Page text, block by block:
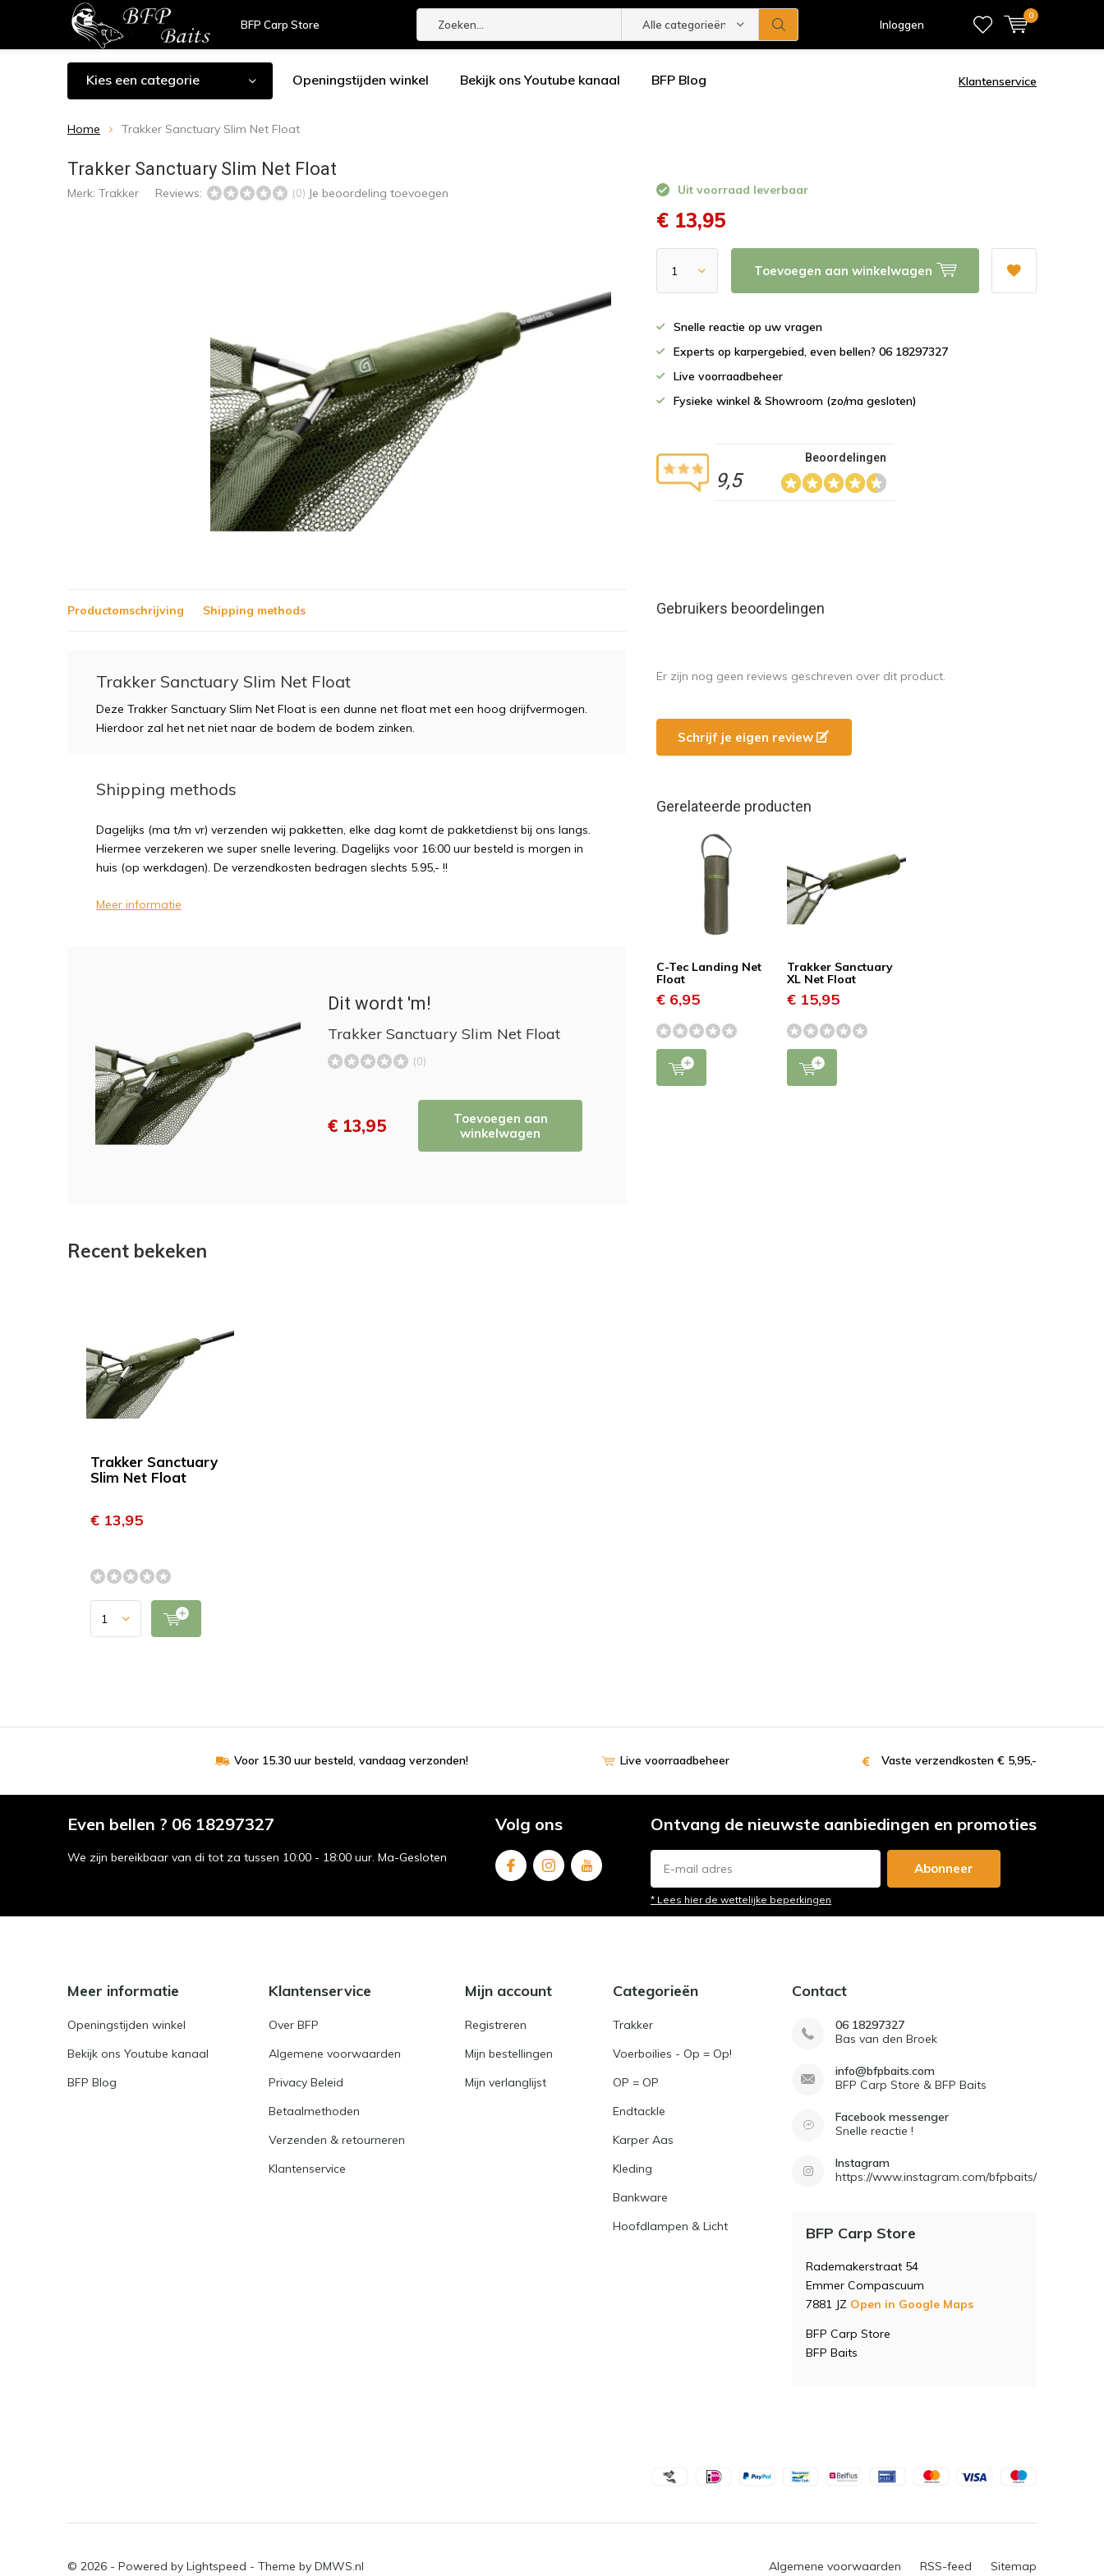
BFP Carp Store Alle categorieën Inloggen
0
Kies een categorie Openingstijden winkel Bekijk ons Youtube kanaal BFP Blog Klantenservice
Home Trakker Sanctuary Slim Net Float
Trakker Sanctuary Slim Net Float
Merk: Trakker Reviews: (0) Je beoordeling toevoegen Uit voorraad leverbaar
€ 13,95
Toevoegen aan winkelwagen
Snelle reactie op uw vragen
Experts op karpergebied, even bellen? 06 18297327
Live voorraadbeheer
Fysieke winkel & Showroom (zo/ma gesloten)
9,5
Beoordelingen
Productomschrijving Shipping methods
Trakker Sanctuary Slim Net Float
Deze Trakker Sanctuary Slim Net Float is een dunne net float met een hoog drijfvermogen.
Hierdoor zal het net niet naar de bodem de bodem zinken.
Shipping methods
Dagelijks (ma t/m vr) verzenden wij pakketten, elke dag komt de pakketdienst bij ons langs.
Hiermee verzekeren we super snelle levering. Dagelijks voor 16:00 uur besteld is morgen in
huis (op werkdagen). De verzendkosten bedragen slechts 5.95,- !!
Meer informatie
Dit wordt 'm!
Trakker Sanctuary Slim Net Float
(0)
€ 13,95
Toevoegen aan
winkelwagen
Gebruikers beoordelingen
Er zijn nog geen reviews geschreven over dit product.
Schrijf je eigen review
Gerelateerde producten
C-Tec Landing Net
Float
€ 6,95
Trakker Sanctuary
XL Net Float
€ 15,95
Recent bekeken
Trakker Sanctuary
Slim Net Float
€ 13,95
Voor 15.30 uur besteld, vandaag verzonden! Live voorraadbeheer Vaste verzendkosten € 5,95,-
Even bellen ? 06 18297327
We zijn bereikbaar van di tot za tussen 10:00 - 18:00 uur. Ma-Gesloten
Volg ons Ontvang de nieuwste aanbiedingen en promoties
Abonneer
* Lees hier de wettelijke beperkingen
Meer informatie
Openingstijden winkel
Bekijk ons Youtube kanaal
BFP Blog
Klantenservice
Over BFP
Algemene voorwaarden
Privacy Beleid
Betaalmethoden
Verzenden & retourneren
Klantenservice
Mijn account
Registreren
Mijn bestellingen
Mijn verlanglijst
Categorieën
Trakker
Voerboilies - Op = Op!
OP = OP
Endtackle
Karper Aas
Kleding
Bankware
Hoofdlampen & Licht
Contact
06 18297327
Bas van den Broek
info@bfpbaits.com
BFP Carp Store & BFP Baits
Facebook messenger
Snelle reactie !
Instagram
https://www.instagram.com/bfpbaits/
BFP Carp Store
Rademakerstraat 54
Emmer Compascuum
7881 JZ Open in Google Maps
BFP Carp Store
BFP Baits
© 2026 - Powered by Lightspeed - Theme by DMWS.nl Algemene voorwaarden RSS-feed Sitemap